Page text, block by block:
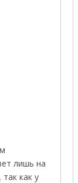
лишь на
как у